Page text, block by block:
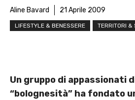
Aline Bavard 21 Aprile 2009
LIFESTYLE & BENESSERE TERRITORI &
Un gruppo di appassionati
“bolognesità” ha fondato